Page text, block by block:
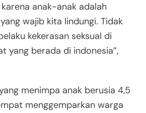
anak-anak adalah
wajib kita lindungi. Tidak
kekerasan seksual di
yang berada di indonesia”,
menimpa anak berusia 4,5
menggemparkan warga